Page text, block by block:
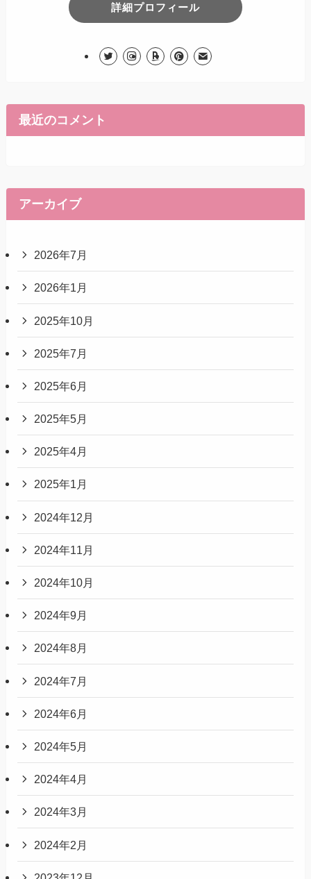
詳細プロフィール
最近のコメント
アーカイブ
2026年7月
2026年1月
2025年10月
2025年7月
2025年6月
2025年5月
2025年4月
2025年1月
2024年12月
2024年11月
2024年10月
2024年9月
2024年8月
2024年7月
2024年6月
2024年5月
2024年4月
2024年3月
2024年2月